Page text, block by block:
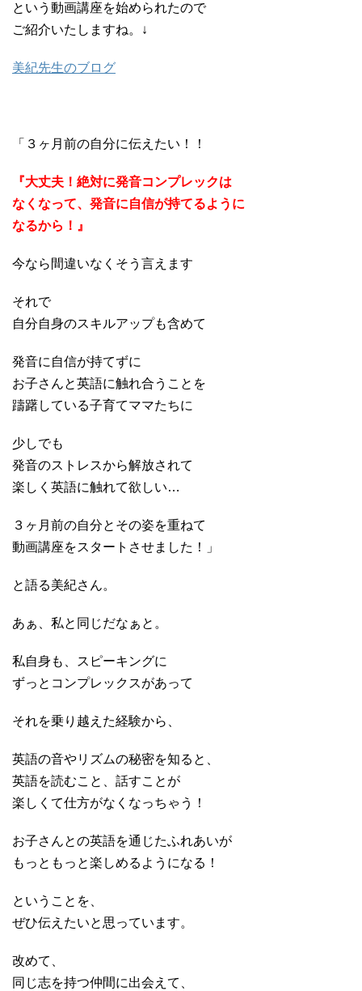
という動画講座を始められたので
ご紹介いたしますね。↓
美紀先生のブログ
「３ヶ月前の自分に伝えたい！！
『大丈夫！絶対に発音コンプレックは
なくなって、発音に自信が持てるように
なるから！』
今なら間違いなくそう言えます
それで
自分自身のスキルアップも含めて
発音に自信が持てずに
お子さんと英語に触れ合うことを
躊躇している子育てママたちに
少しでも
発音のストレスから解放されて
楽しく英語に触れて欲しい…
３ヶ月前の自分とその姿を重ねて
動画講座をスタートさせました！」
と語る美紀さん。
あぁ、私と同じだなぁと。
私自身も、スピーキングに
ずっとコンプレックスがあって
それを乗り越えた経験から、
英語の音やリズムの秘密を知ると、
英語を読むこと、話すことが
楽しくて仕方がなくなっちゃう！
お子さんとの英語を通じたふれあいが
もっともっと楽しめるようになる！
ということを、
ぜひ伝えたいと思っています。
改めて、
同じ志を持つ仲間に出会えて、